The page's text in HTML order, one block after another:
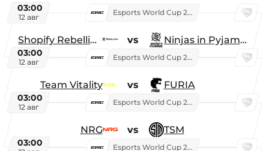
03:00
12 авг
Esports World Cup 2026
Shopify Rebellion vs Ninjas in Pyjamas
03:00
12 авг
Esports World Cup 2026
Team Vitality vs FURIA
03:00
12 авг
Esports World Cup 2026
NRG vs TSM
03:00 Esports World Cup 2026